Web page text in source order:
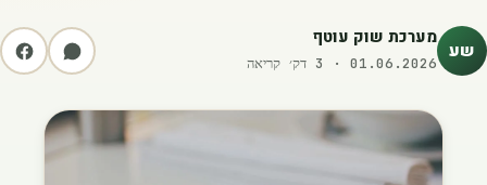
שע מערכת שוק עוטף
01.06.2026
·
3 דק׳ קריאה